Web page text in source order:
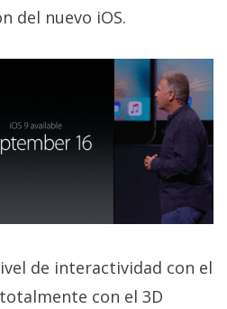
del nuevo iOS.
de interactividad con el
con el 3D